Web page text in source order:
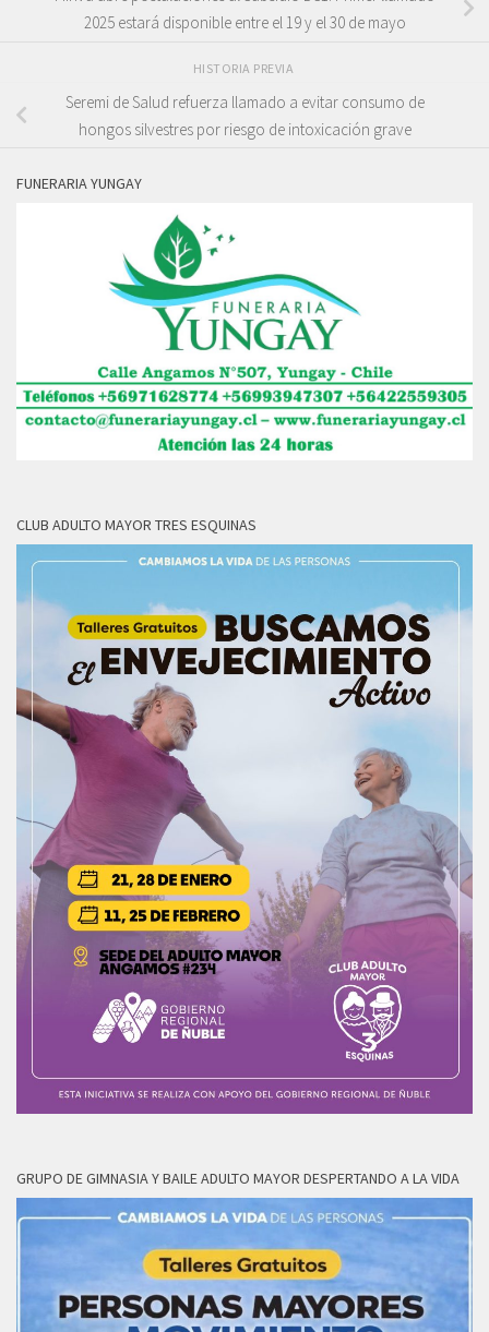
2025 estará disponible entre el 19 y el 30 de mayo
HISTORIA PREVIA
Seremi de Salud refuerza llamado a evitar consumo de
hongos silvestres por riesgo de intoxicación grave
FUNERARIA YUNGAY
CLUB ADULTO MAYOR TRES ESQUINAS
GRUPO DE GIMNASIA Y BAILE ADULTO MAYOR DESPERTANDO A LA VIDA